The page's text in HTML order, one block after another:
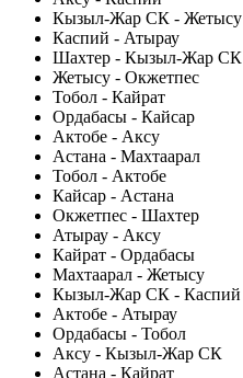
Кызыл-Жар СК - Жетысу
Каспий - Атырау
Шахтер - Кызыл-Жар СК
Жетысу - Окжетпес
Тобол - Кайрат
Ордабасы - Кайсар
Актобе - Аксу
Астана - Махтаарал
Тобол - Актобе
Кайсар - Астана
Окжетпес - Шахтер
Атырау - Аксу
Кайрат - Ордабасы
Махтаарал - Жетысу
Кызыл-Жар СК - Каспий
Актобе - Атырау
Ордабасы - Тобол
Аксу - Кызыл-Жар СК
Астана - Кайрат